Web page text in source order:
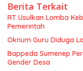
Berita Terkait
RT Usulkan Lomba
Pemerintah
Oknum Guru Diduga
Bappeda Sumenep
Gender Desa